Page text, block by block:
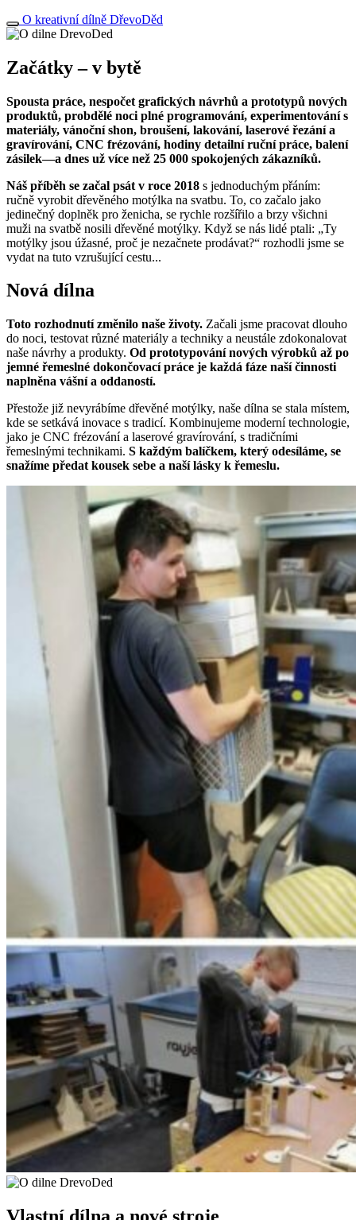
O kreativní dílně DřevoDěd
Začátky – v bytě
Spousta práce, nespočet grafických návrhů a prototypů nových
produktů, probdělé noci plné programování, experimentování s
materiály, vánoční shon, broušení, lakování, laserové řezání a
gravírování, CNC frézování, hodiny detailní ruční práce, balení
zásilek—a dnes už více než 25 000 spokojených zákazníků.
Náš příběh se začal psát v roce 2018 s jednoduchým přáním:
ručně vyrobit dřevěného motýlka na svatbu. To, co začalo jako
jedinečný doplněk pro ženicha, se rychle rozšířilo a brzy všichni
muži na svatbě nosili dřevěné motýlky. Když se nás lidé ptali: „Ty
motýlky jsou úžasné, proč je nezačnete prodávat?“ rozhodli jsme se
vydat na tuto vzrušující cestu...
Nová dílna
Toto rozhodnutí změnilo naše životy. Začali jsme pracovat dlouho
do noci, testovat různé materiály a techniky a neustále zdokonalovat
naše návrhy a produkty. Od prototypování nových výrobků až po
jemné řemeslné dokončovací práce je každá fáze naší činnosti
naplněna vášní a oddaností.
Přestože již nevyrábíme dřevěné motýlky, naše dílna se stala místem,
kde se setkává inovace s tradicí. Kombinujeme moderní technologie,
jako je CNC frézování a laserové gravírování, s tradičními
řemeslnými technikami. S každým balíčkem, který odesíláme, se
snažíme předat kousek sebe a naší lásky k řemeslu.